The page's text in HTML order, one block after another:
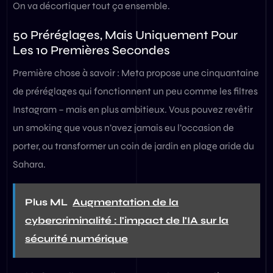
On va décortiquer tout ça ensemble.
50 Préréglages, Mais Uniquement Pour
Les 10 Premières Secondes
Première chose à savoir : Meta propose une cinquantaine
de préréglages qui fonctionnent un peu comme les filtres
Instagram – mais en plus ambitieux. Vous pouvez revêtir
un smoking que vous n’avez jamais eu l’occasion de
porter, ou transformer un coin de jardin en plage aride du
Sahara.
Plus ML Augmentation de la
cybercriminalité : l'impact de l'IA sur la
sécurité numérique